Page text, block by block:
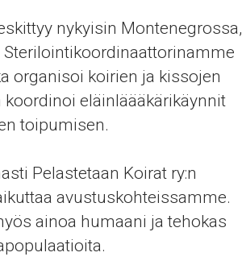
nykyisin Montenegrossa,
organisoi koirien ja kissojen
eläinläääkärikäynnit
toipumisen.
Pelastetaan Koirat ry:n
avustuskohteissamme.
ainoa humaani ja tehokas